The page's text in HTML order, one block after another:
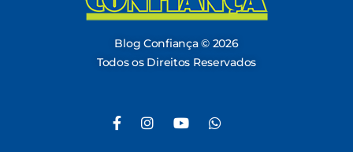
Blog Confiança © 2026
Todos os Direitos Reservados